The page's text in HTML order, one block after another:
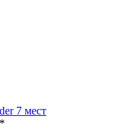
7 мест